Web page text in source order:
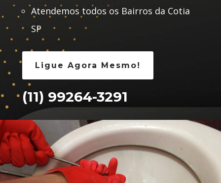
Atendemos todos os Bairros da Cotia
SP
Ligue Agora Mesmo!
(11) 99264-3291